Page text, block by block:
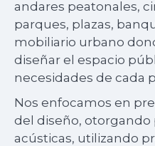
andares peatonales,
parques, plazas,
mobiliario urbano
diseñar el espacio
necesidades de cada
Nos enfocamos en
del diseño,
acústicas, utilizando